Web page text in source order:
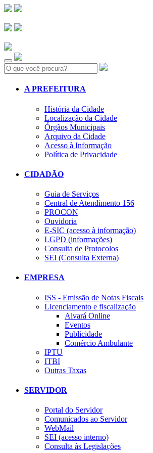
Search:
A PREFEITURA
História da Cidade
Localização da Cidade
Órgãos Municipais
Arquivo da Cidade
Acesso à Informação
Política de Privacidade
CIDADÃO
Guia de Serviços
Central de Atendimento 156
PROCON
Ouvidoria
E-SIC (acesso à informação)
LGPD (informações)
Consulta de Protocolos
SEI (Consulta Externa)
EMPRESA
ISS - Emissão de Notas Fiscais
Licenciamento e fiscalização
Alvará Online
Eventos
Publicidade
Comércio Ambulante
IPTU
ITBI
Outras Taxas
SERVIDOR
Portal do Servidor
Comunicados ao Servidor
WebMail
SEI (acesso interno)
Consulta às Legislações